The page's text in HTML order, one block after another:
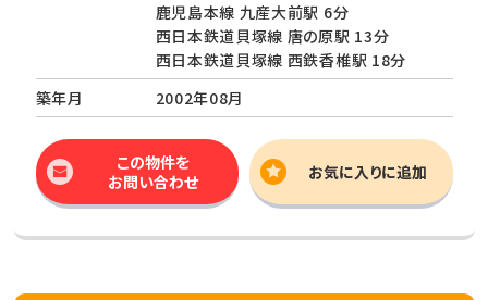
鹿児島本線 九産大前駅 6分
西日本鉄道貝塚線 唐の原駅 13分
西日本鉄道貝塚線 西鉄香椎駅 18分
築年月
2002年08月
この物件を
お問い合わせ
お気に入りに追加